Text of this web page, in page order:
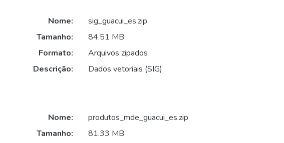
Nome:
sig_guacui_es.zip
Tamanho:
84.51 MB
Formato:
Arquivos zipados
Descrição:
Dados vetoriais (SIG)
Nome:
produtos_mde_guacui_es.zip
Tamanho:
81.33 MB